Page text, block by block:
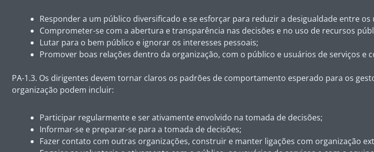
Responder a um público diversificado e se esforçar para reduzir a desigualdade entre os
Comprometer-se com a abertura e transparência nas decisões e no uso de recursos
Lutar para o bem público e ignorar os interesses pessoais;
Promover boas relações dentro da organização, com o público e usuários de serviços e
PA-1.3. Os dirigentes devem tornar claros os padrões de comportamento esperado para os
organização podem incluir:
Participar regularmente e ser ativamente envolvido na tomada de decisões;
Informar-se e preparar-se para a tomada de decisões;
Fazer contato com outras organizações, construir e manter ligações com organização